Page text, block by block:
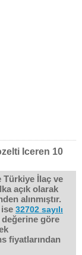
Iceren 10
Türkiye İlaç ve
açık olarak
alınmıştır.
ise 32702 sayılı
göre
fiyatlarından